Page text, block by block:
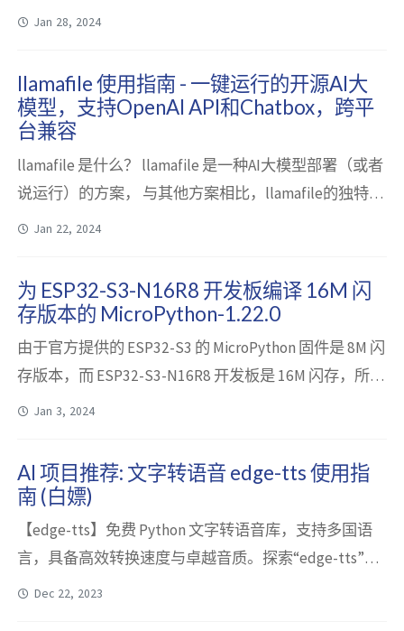
括PromptLLM、SDXL、SDXLinpaint、SDXLLCM、SD
覆盖了从生成详细的提示到创作全高清图片的多个方
面，还包括精准编辑和擦除混乱物体等高级功能。
PrivateCan...
Jan 28, 2024
llamafile 使用指南 - 一键运行的开源AI大
模型，支持OpenAI API和Chatbox，跨平
台兼容
llamafile 是什么？ llamafile 是一种AI大模型部署（或者
说运行）的方案， 与其他方案相比，llamafile的独特之
处在于它可以将模型和运行环境打包成一个独立的可执
文件，无需安装运行环境或依赖库，这大大提高了使用
大型语言模型的便捷性。这种创新方案有助于降低使用
llamafi...
Jan 22, 2024
为 ESP32-S3-N16R8 开发板编译 16M 闪
存版本的 MicroPython-1.22.0
由于官方提供的 ESP32-S3 的 MicroPython 固件是 8M 闪
存版本，而 ESP32-S3-N16R8 开发板是 16M 闪存，所以
需要自己编译 16M 闪存版本的 MicroPython 固件。 系统
本：3.11 ESP-IDF 版本：v5.1.2 MicroPython 版本：
v1.22...
Jan 3, 2024
AI 项目推荐: 文字转语音 edge-tts 使用指
南 (白嫖)
【edge-tts】免费 Python 文字转语音库，支持多国语
言，具备高效转换速度与卓越音质。探索“edge-tts”，
一款专为Python开发者打造的AI语音合成利器，零成本
Dec 22, 2023